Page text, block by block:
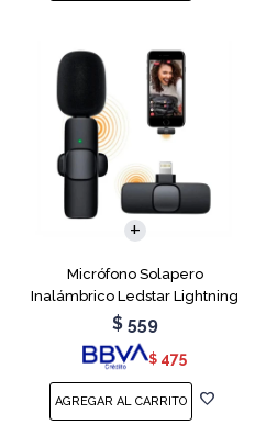
Micrófono Solapero
Inalámbrico Ledstar Lightning
$ 559
$ 475